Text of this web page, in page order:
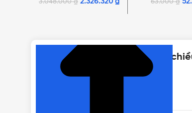
3.048.000₫ 63.000₫
Thông số kỹ thuật của Van 1
NHẤN ĐỂ XEM TIẾP (THU GỌN)